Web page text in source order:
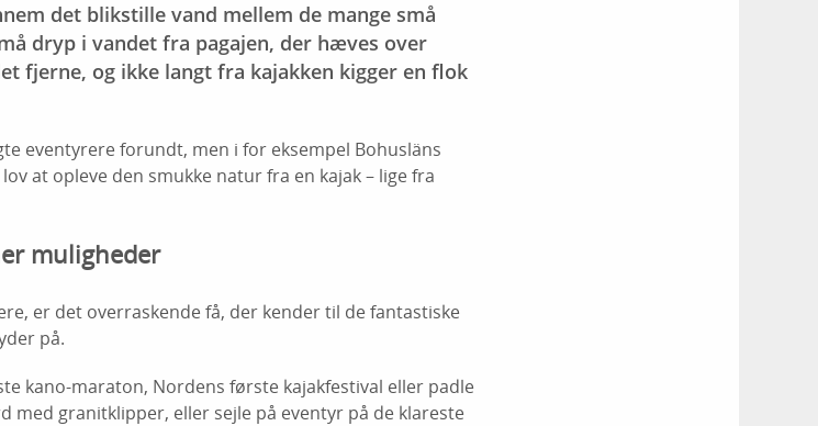
det blikstille vand mellem de mange små
dryp i vandet fra pagajen, der hæves over
fjerne, og ikke langt fra kajakken kigger en flok
eventyrere forundt, men i for eksempel Bohusläns
at opleve den smukke natur fra en kajak – lige fra
muligheder
er det overraskende få, der kender til de fantastiske
på.
kano-maraton, Nordens første kajakfestival eller padle
med granitklipper, eller sejle på eventyr på de klareste